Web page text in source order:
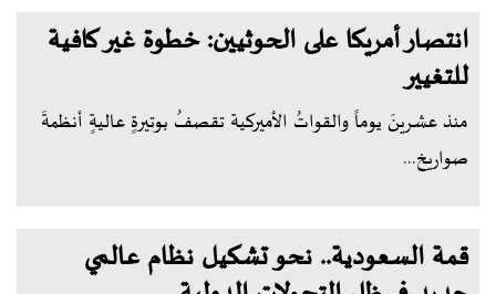
انتصار أمريكا على الحوثيين: خطوة غير كافية
للتغيير
منذ عشرينَ يوماً والقواتُ الأميركية تقصفُ بوتيرةٍ عاليةٍ أنظمةَ
صواريخ...
قمة السعودية.. نحو تشكيل نظام عالمي